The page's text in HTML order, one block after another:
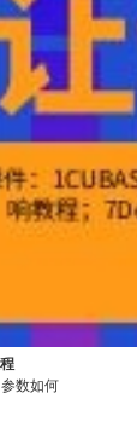
数如何